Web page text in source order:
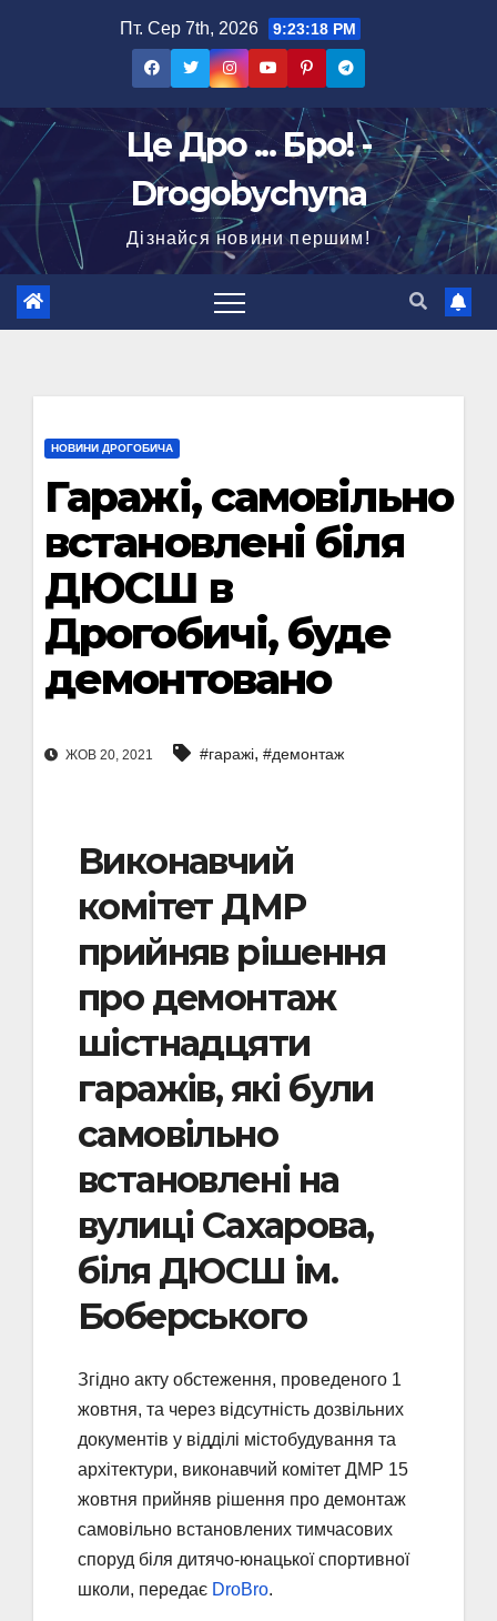
Пт. Сер 7th, 2026 9:23:19 PM
Це Дро ... Бро! -
Drogobychyna
Дізнайся новини першим!
НОВИНИ ДРОГОБИЧА
Гаражі, самовільно
встановлені біля
ДЮСШ в
Дрогобичі, буде
демонтовано
ЖОВ 20, 2021 #гаражі, #демонтаж
Виконавчий
комітет ДМР
прийняв рішення
про демонтаж
шістнадцяти
гаражів, які були
самовільно
встановлені на
вулиці Сахарова,
біля ДЮСШ ім.
Боберського
Згідно акту обстеження, проведеного 1
жовтня, та через відсутність дозвільних
документів у відділі містобудування та
архітектури, виконавчий комітет ДМР 15
жовтня прийняв рішення про демонтаж
самовільно встановлених тимчасових
споруд біля дитячо-юнацької спортивної
школи, передає DroBro.